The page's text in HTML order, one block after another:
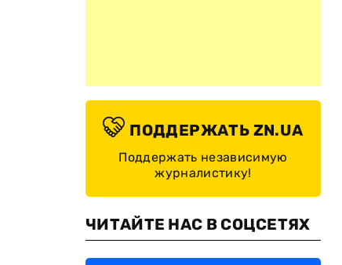
ПОДДЕРЖАТЬ ZN.UA
Поддержать независимую
журналистику!
ЧИТАЙТЕ НАС В СОЦСЕТЯХ